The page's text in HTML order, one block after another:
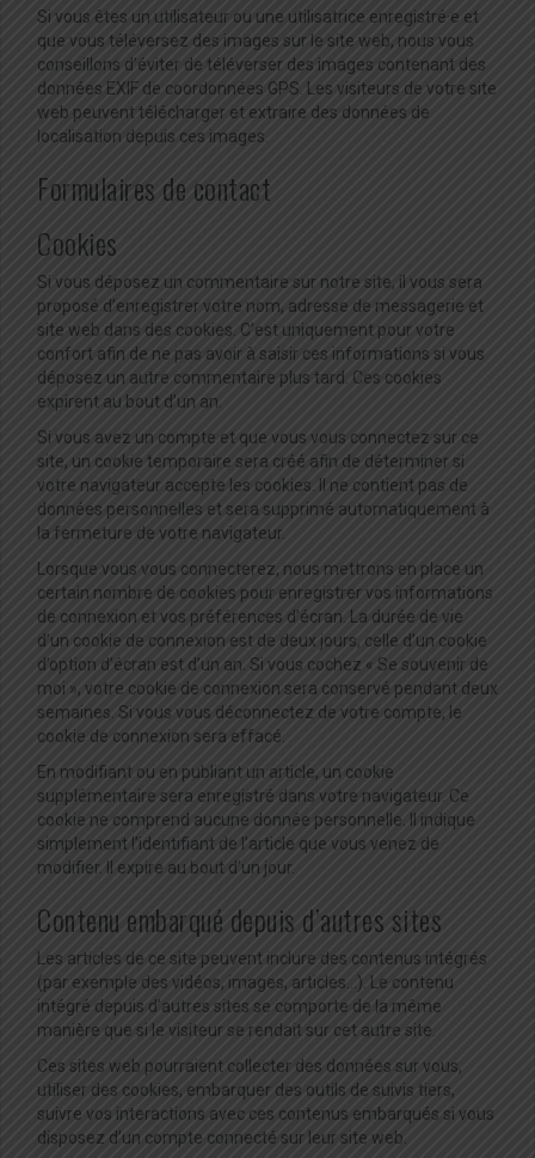
Si vous êtes un utilisateur ou une utilisatrice enregistré·e et
que vous téléversez des images sur le site web, nous vous
conseillons d’éviter de téléverser des images contenant des
données EXIF de coordonnées GPS. Les visiteurs de votre site
web peuvent télécharger et extraire des données de
localisation depuis ces images.
Formulaires de contact
Cookies
Si vous déposez un commentaire sur notre site, il vous sera
proposé d’enregistrer votre nom, adresse de messagerie et
site web dans des cookies. C’est uniquement pour votre
confort afin de ne pas avoir à saisir ces informations si vous
déposez un autre commentaire plus tard. Ces cookies
expirent au bout d’un an.
Si vous avez un compte et que vous vous connectez sur ce
site, un cookie temporaire sera créé afin de déterminer si
votre navigateur accepte les cookies. Il ne contient pas de
données personnelles et sera supprimé automatiquement à
la fermeture de votre navigateur.
Lorsque vous vous connecterez, nous mettrons en place un
certain nombre de cookies pour enregistrer vos informations
de connexion et vos préférences d’écran. La durée de vie
d’un cookie de connexion est de deux jours, celle d’un cookie
d’option d’écran est d’un an. Si vous cochez « Se souvenir de
moi », votre cookie de connexion sera conservé pendant deux
semaines. Si vous vous déconnectez de votre compte, le
cookie de connexion sera effacé.
En modifiant ou en publiant un article, un cookie
supplémentaire sera enregistré dans votre navigateur. Ce
cookie ne comprend aucune donnée personnelle. Il indique
simplement l’identifiant de l’article que vous venez de
modifier. Il expire au bout d’un jour.
Contenu embarqué depuis d’autres sites
Les articles de ce site peuvent inclure des contenus intégrés
(par exemple des vidéos, images, articles…). Le contenu
intégré depuis d’autres sites se comporte de la même
manière que si le visiteur se rendait sur cet autre site.
Ces sites web pourraient collecter des données sur vous,
utiliser des cookies, embarquer des outils de suivis tiers,
suivre vos interactions avec ces contenus embarqués si vous
disposez d’un compte connecté sur leur site web.